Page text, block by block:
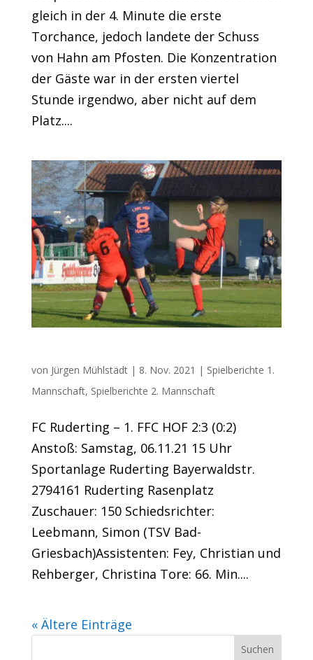
gleich in der 4. Minute die erste
Torchance, jedoch landete der Schuss
von Hahn am Pfosten. Die Konzentration
der Gäste war in der ersten viertel
Stunde irgendwo, aber nicht auf dem
Platz....
von Jürgen Mühlstädt| 8. Nov. 2021 | Spielberichte 1.
Mannschaft, Spielberichte 2. Mannschaft
FC Ruderting – 1. FFC HOF 2:3 (0:2)
Anstoß: Samstag, 06.11.21 15 Uhr
Sportanlage Ruderting Bayerwaldstr.
2794161 Ruderting Rasenplatz
Zuschauer: 150 Schiedsrichter:
Leebmann, Simon (TSV Bad-
Griesbach)Assistenten: Fey, Christian und
Rehberger, Christina Tore: 66. Min....
« Ältere Einträge